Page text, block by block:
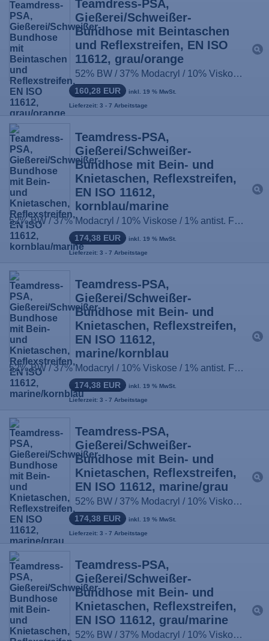
Teamdress-PSA,
Gießerei/Schweißer-
Bundhose mit Beintaschen
und Reflexstreifen, EN ISO
11612, grau/orange
52% BW / 37% Modacryl / 10% Viskose / 1% antist. Fasern, ca. 430g/m², Größe: 44-66, 90-114, 22-33
160,28 EUR inkl. 19 % MwSt.
Lieferzeit: 3 - 7 Arbeitstage
Teamdress-PSA,
Gießerei/Schweißer-
Bundhose mit Bein- und
Knietaschen, Reflexstreifen,
EN ISO 11612,
kornblau/marine
52% BW / 37% Modacryl / 10% Viskose / 1% antist. Fasern, ca. 430g/m², Größe: 44-66, 90-114, 22-33
174,38 EUR inkl. 19 % MwSt.
Lieferzeit: 3 - 7 Arbeitstage
Teamdress-PSA,
Gießerei/Schweißer-
Bundhose mit Bein- und
Knietaschen, Reflexstreifen,
EN ISO 11612,
marine/kornblau
52% BW / 37% Modacryl / 10% Viskose / 1% antist. Fasern, ca. 430g/m², Größe: 44-66, 90-114, 22-33
174,38 EUR inkl. 19 % MwSt.
Lieferzeit: 3 - 7 Arbeitstage
Teamdress-PSA,
Gießerei/Schweißer-
Bundhose mit Bein- und
Knietaschen, Reflexstreifen,
EN ISO 11612, marine/grau
52% BW / 37% Modacryl / 10% Viskose / 1% antist. Fasern, ca. 430g/m², Größe: 44-66, 90-114, 22-33
174,38 EUR inkl. 19 % MwSt.
Lieferzeit: 3 - 7 Arbeitstage
Teamdress-PSA,
Gießerei/Schweißer-
Bundhose mit Bein- und
Knietaschen, Reflexstreifen,
EN ISO 11612, grau/marine
52% BW / 37% Modacryl / 10% Viskose / 1% antist. Fasern, ca. 430g/m², Größe: 44-66, 90-114, 22-33